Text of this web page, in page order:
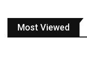
Most Viewed